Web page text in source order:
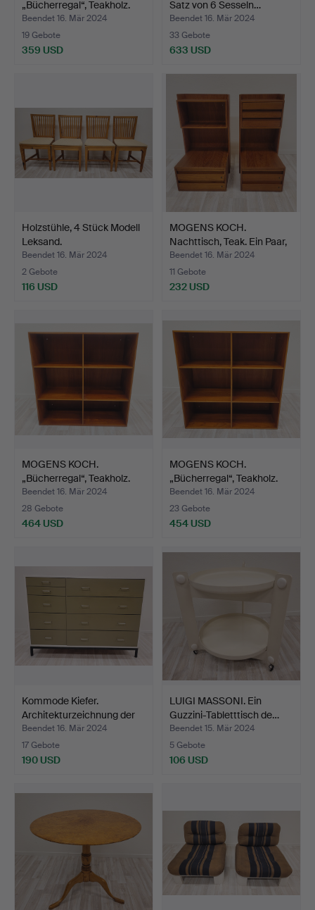
„Bücherregal“, Teakholz.
Rud.…
Beendet 16. Mär 2024
19 Gebote
359 USD
Satz von 6 Sesseln…
Beendet 16. Mär 2024
33 Gebote
633 USD
Holzstühle, 4 Stück Modell
Leksand.
Beendet 16. Mär 2024
2 Gebote
116 USD
MOGENS KOCH.
Nachttisch, Teak. Ein Paar,
D…
Beendet 16. Mär 2024
11 Gebote
232 USD
MOGENS KOCH.
„Bücherregal“, Teakholz.
Rud …
Beendet 16. Mär 2024
28 Gebote
464 USD
MOGENS KOCH.
„Bücherregal“, Teakholz.
Rud.…
Beendet 16. Mär 2024
23 Gebote
454 USD
Kommode Kiefer.
Architekturzeichnung der
1…
Beendet 16. Mär 2024
17 Gebote
190 USD
LUIGI MASSONI. Ein
Guzzini-Tabletttisch de…
Beendet 15. Mär 2024
5 Gebote
106 USD